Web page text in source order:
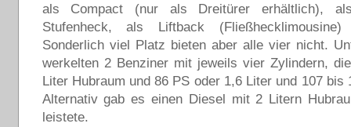
als Compact (nur als Dreitürer erhältlich),
Stufenheck, als Liftback
Sonderlich viel Platz bieten aber alle vier nicht.
werkelten 2 Benziner mit jeweils vier Zylindern,
Liter Hubraum und 86 PS oder 1,6 Liter und 107 bis
Alternativ gab es einen Diesel mit 2 Litern
leistete.